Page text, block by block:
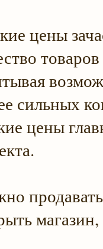
цены
сильных
цены